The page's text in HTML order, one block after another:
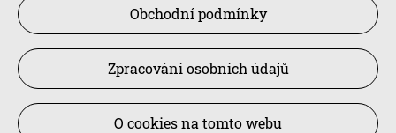
Obchodní podmínky
Zpracování osobních údajů
O cookies na tomto webu